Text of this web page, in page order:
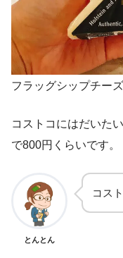
フラッグシップチー
コストコにはだいた
で800円くらいです。
とんとん
コス